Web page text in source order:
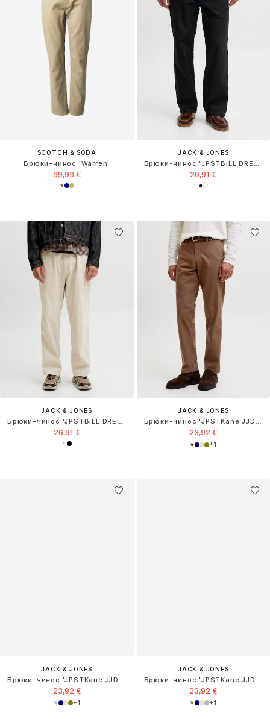
SCOTCH & SODA
Брюки-чинос 'Warren'
69,93 €
JACK & JONES
Брюки-чинос 'JPSTBILL DREW'
26,91 €
JACK & JONES
Брюки-чинос 'JPSTBILL DREW'
26,91 €
JACK & JONES
Брюки-чинос 'JPSTKane JJDave'
23,92 €
+1
JACK & JONES
23,92 €
+1
JACK & JONES
23,92 €
+1